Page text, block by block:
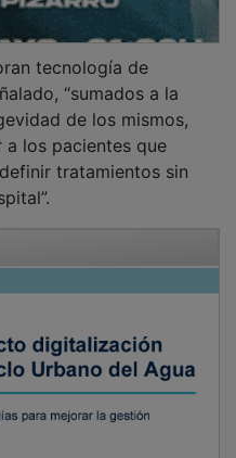
“sumados a la
de los mismos,
a los pacientes que
tratamientos sin